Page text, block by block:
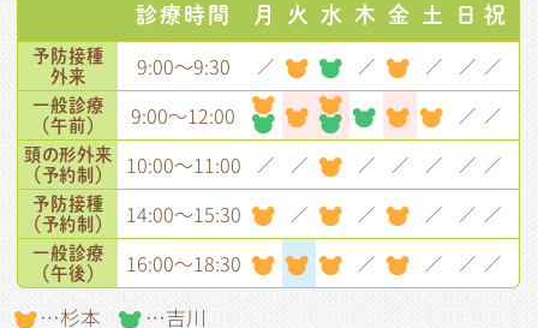
診療時間 月 火 水 木 金 土 日 祝
予防接種
外来
9:00～9:30 ／ ／ ／ ／ ／
一般診療
（午前）
9:00～12:00 ／ ／
頭の形外来
（予約制）
10:00～11:00 ／ ／ ／ ／ ／ ／ ／
予防接種
（予約制）
14:00～15:30 ／ ／ ／ ／ ／
一般診療
（午後）
16:00～18:30 ／ ／ ／ ／
…杉本
…吉川